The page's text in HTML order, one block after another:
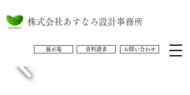
株式会社あすなろ設計事務所
展示場 資料請求 お問い合わせ